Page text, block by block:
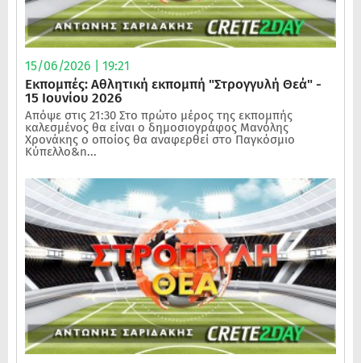
15/06/2026 | 19:21
Εκπομπές: Αθλητική εκπομπή "Στρογγυλή Θεά" -
15 Ιουνίου 2026
Απόψε στις 21:30 Στο πρώτο μέρος της εκπομπής
καλεσμένος θα είναι ο δημοσιογράφος Μανόλης
Χρονάκης ο οποίος θα αναφερθεί στο Παγκόσμιο
Κύπελλο&n...